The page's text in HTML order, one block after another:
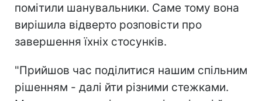
помітили шанувальники. Саме тому вона
вирішила відверто розповісти про
завершення їхніх стосунків.
"Прийшов час поділитися нашим спільним
рішенням - далі йти різними стежками.